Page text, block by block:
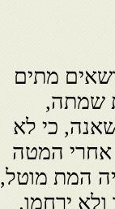
מתים
שמתה,
כי לא
אחרי המטה
המת מוטל,
ירחמו.